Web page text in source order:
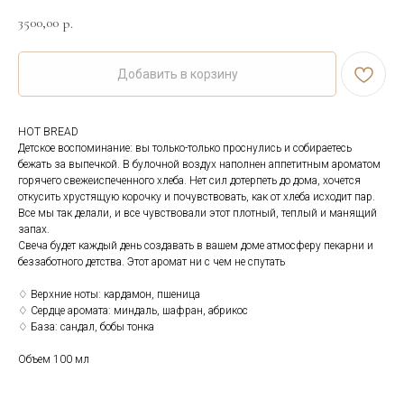
3500,00 р.
Добавить в корзину
HOT BREAD
Детское воспоминание: вы только-только проснулись и собираетесь
бежать за выпечкой. В булочной воздух наполнен аппетитным ароматом
горячего свежеиспеченного хлеба. Нет сил дотерпеть до дома, хочется
откусить хрустящую корочку и почувствовать, как от хлеба исходит пар.
Все мы так делали, и все чувствовали этот плотный, теплый и манящий
запах.
Свеча будет каждый день создавать в вашем доме атмосферу пекарни и
беззаботного детства. Этот аромат ни с чем не спутать
♢ Верхние ноты: кардамон, пшеница
♢ Сердце аромата: миндаль, шафран, абрикос
♢ База: сандал, бобы тонка
Объем 100 мл